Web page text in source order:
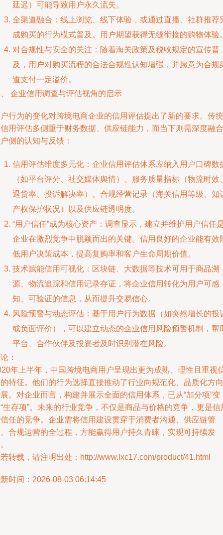
延迟）可能导致用户永久流失。
全渠道融合：线上浏览、线下体验，或通过直播、社群推荐
成购买的行为模式普及。用户期望获得无缝衔接的购物体验
对合规性与安全的关注：随着海关政策及税收规定的宣传普
及，用户对购买流程的合法合规性认知增强，并愿意为合规
道支付一定溢价。
企业信用调查与评估视角的启示
行为的变化对跨境电商企业的信用评估提出了新的要求。传统
用评估多侧重于财务数据、供应链能力，而当下则需深度融合
侧的认知与反馈：
信用评估维度多元化：企业信用评估体系应纳入用户口碑数
（如平台评分、社交媒体舆情）、服务质量指标（物流时效
退货率、投诉解决率）、合规经营记录（海关信用等级、知
产权保护状况）以及供应链透明度。
“用户信任”成为核心资产：调查显示，建立并维护用户信任
企业在激烈竞争中脱颖而出的关键。信用良好的企业能有效
低用户决策成本，提高复购率和客户生命周期价值。
技术赋能信用可视化：区块链、大数据等技术可用于商品溯
源、物流追踪和信用记录存证，将企业信用转化为用户可感
知、可验证的信息，从而提升交易信心。
风险预警与动态评估：基于用户行为数据（如突然增长的投
或负面评价），可以建立动态的企业信用风险预警机制，帮
平台、合作伙伴及投资者及时识别潜在风险。
：
年上半年，中国跨境电商用户呈现出更为成熟、理性且重视
特征。他们的行为选择直接推动了行业向规范化、品质化方向
。对企业而言，构建并展示全面的信用体系，已从“加分项”变
生存项”。未来的行业竞争，不仅是商品与价格的竞争，更是信
任的竞争。企业需将信用建设贯穿于消费者沟通、供应链管
合规运营的全过程，方能赢得用户持久青睐，实现可持续发
转载，请注明出处：http://www.lxc17.com/product/41.html
时间：2026-08-03 06:14:45